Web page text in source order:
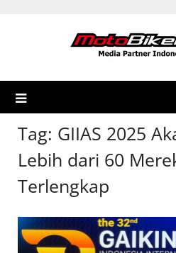
Tag: GIIAS 2025
Lebih dari 60
Terlengkap